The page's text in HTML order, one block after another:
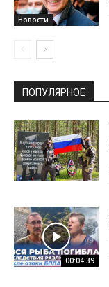
Новости
ПОПУЛЯРНОЕ
00:04:39